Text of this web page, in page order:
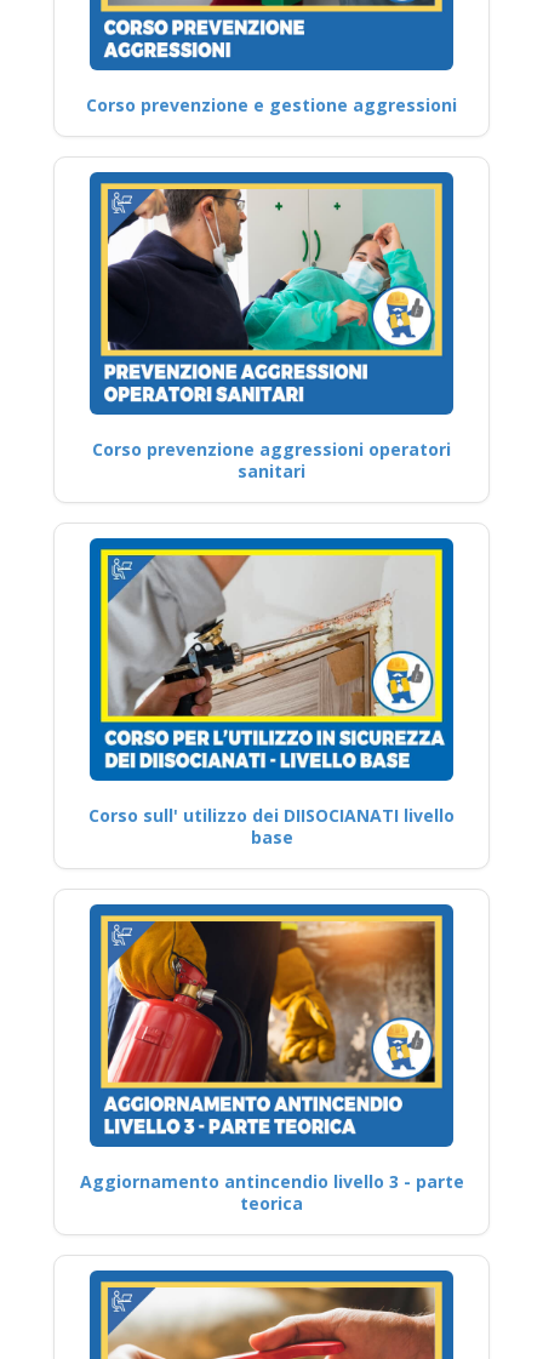
Corso prevenzione e gestione aggressioni
Corso prevenzione aggressioni operatori
sanitari
Corso sull' utilizzo dei DIISOCIANATI livello
base
Aggiornamento antincendio livello 3 - parte
teorica